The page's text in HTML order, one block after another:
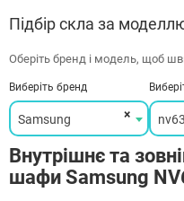
Підбір скла за
Оберіть бренд і модель, щоб
Виберіть бренд
×
Samsung
Внутрішнє та
шафи Samsung